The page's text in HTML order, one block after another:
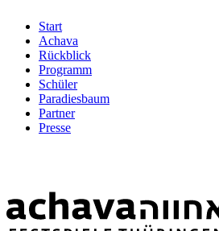
Start
Achava
Rückblick
Programm
Schüler
Paradiesbaum
Partner
Presse